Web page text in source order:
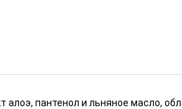
пантенол и льняное масло,